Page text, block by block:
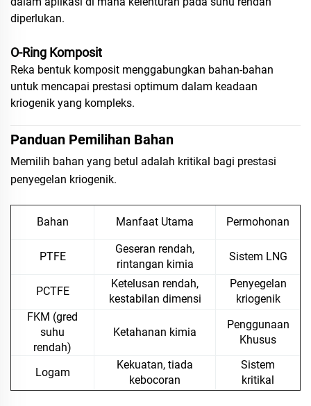
diperlukan.
O-Ring Komposit
Reka bentuk komposit menggabungkan bahan-bahan
untuk mencapai prestasi optimum dalam keadaan
kriogenik yang kompleks.
Panduan Pemilihan Bahan
Memilih bahan yang betul adalah kritikal bagi prestasi
penyegelan kriogenik.
Bahan Manfaat Utama Permohonan
PTFE
Geseran rendah,
rintangan kimia
Sistem LNG
PCTFE
Ketelusan rendah,
kestabilan dimensi
Penyegelan
kriogenik
FKM (gred
suhu
rendah)
Ketahanan kimia
Penggunaan
Khusus
Logam
Kekuatan, tiada
kebocoran
Sistem
kritikal